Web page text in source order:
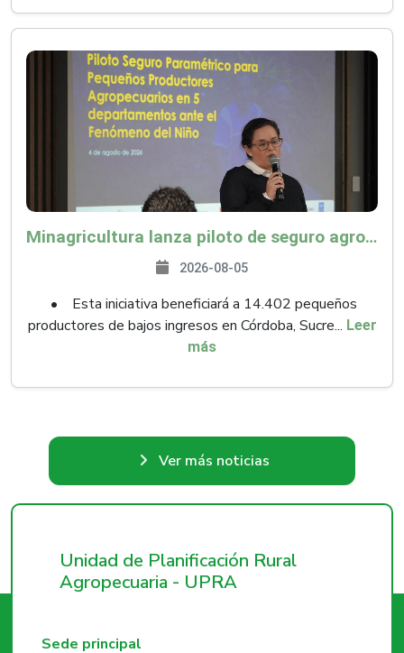
Minagricultura lanza piloto de seguro agropecuario por $9.625 millones para proteger a más de 14.000 pequeños productores contra riesgos del Fenómeno de El Niño
2026-08-05
• Esta iniciativa beneficiará a 14.402 pequeños
productores de bajos ingresos en Córdoba, Sucre... Leer
más
Ver más noticias
Unidad de Planificación Rural
Agropecuaria - UPRA
Sede principal